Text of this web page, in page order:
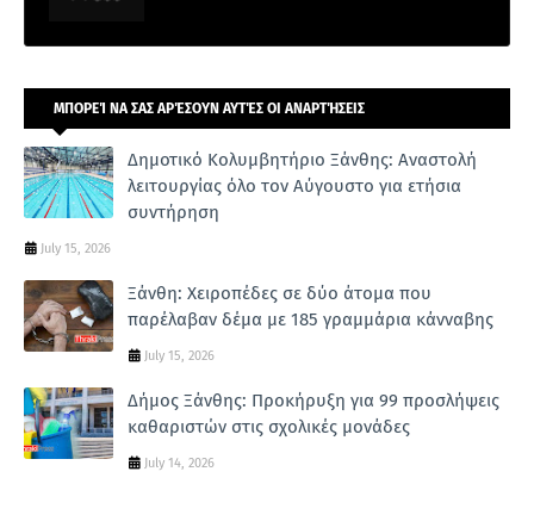
ΜΠΟΡΕΊ ΝΑ ΣΑΣ ΑΡΈΣΟΥΝ ΑΥΤΈΣ ΟΙ ΑΝΑΡΤΉΣΕΙΣ
Δημοτικό Κολυμβητήριο Ξάνθης: Αναστολή
λειτουργίας όλο τον Αύγουστο για ετήσια
συντήρηση
July 15, 2026
Ξάνθη: Χειροπέδες σε δύο άτομα που
παρέλαβαν δέμα με 185 γραμμάρια κάνναβης
July 15, 2026
Δήμος Ξάνθης: Προκήρυξη για 99 προσλήψεις
καθαριστών στις σχολικές μονάδες
July 14, 2026